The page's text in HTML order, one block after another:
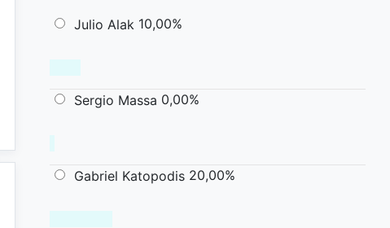
Julio Alak 10,00%
Sergio Massa 0,00%
Gabriel Katopodis 20,00%